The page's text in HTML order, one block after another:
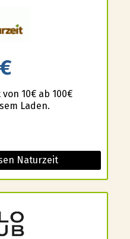
10€ ab 100€
Laden.
Naturzeit